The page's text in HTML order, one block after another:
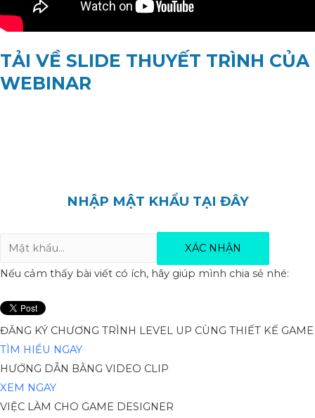
TẢI VỀ SLIDE THUYẾT TRÌNH CỦA
WEBINAR
NHẬP MẬT KHẨU TẠI ĐÂY
Nếu cảm thấy bài viết có ích, hãy giúp mình chia sẻ nhé:
ĐĂNG KÝ CHƯƠNG TRÌNH LEVEL UP CÙNG THIẾT KẾ GAME
TÌM HIỂU NGAY
HƯỚNG DẪN BẰNG VIDEO CLIP
XEM NGAY
VIỆC LÀM CHO GAME DESIGNER